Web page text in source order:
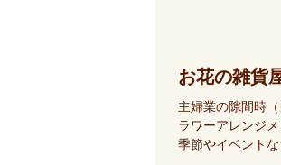
お花の雑貨
主婦業の隙間時
ラワーアレンジメ
季節やイベント